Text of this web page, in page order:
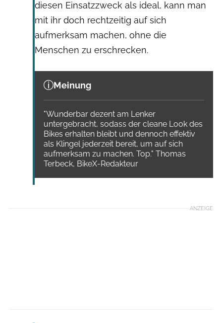
diesen Einsatzzweck als ideal, kann man
mit ihr doch rechtzeitig auf sich
aufmerksam machen, ohne die
Menschen zu erschrecken.
Meinung
"Wunderbar dezent am Lenker
untergebracht, sodass der cleane Look des
Bikes erhalten bleibt und dennoch effektiv
als Klingel jederzeit bereit, um auf sich
aufmerksam zu machen. Top." Thomas
Terbeck, BikeX-Redakteur
ANZEIGE